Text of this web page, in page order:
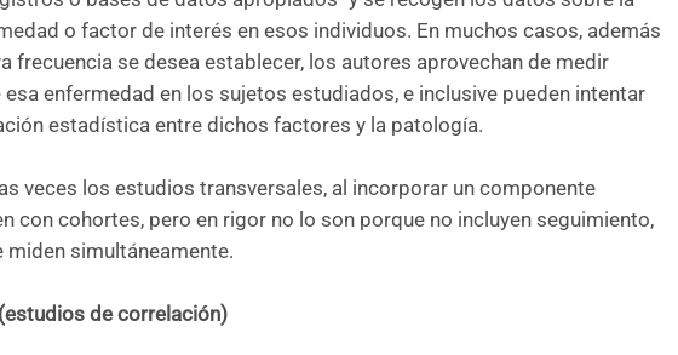
o factor de interés en esos individuos. En muchos casos, además
frecuencia se desea establecer, los autores aprovechan de medir
enfermedad en los sujetos estudiados, e inclusive pueden intentar
estadística entre dichos factores y la patología.
veces los estudios transversales, al incorporar un componente
con cohortes, pero en rigor no lo son porque no incluyen seguimiento,
simultáneamente.
de correlación)